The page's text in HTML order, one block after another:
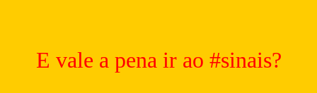
E vale a pena ir ao #sinais?